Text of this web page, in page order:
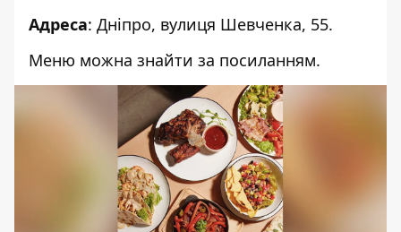
Адреса: Дніпро, вулиця Шевченка, 55.
Меню можна знайти за посиланням.